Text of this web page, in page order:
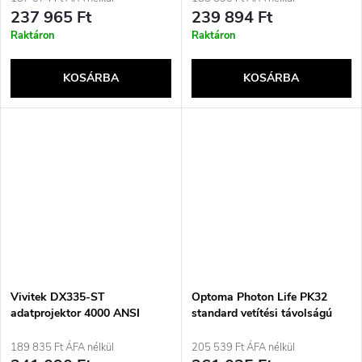
e
237 965 Ft
Raktáron
KOSÁRBA
(3840x2160) 3D kompatibilita
Černá
239 894 Ft
Raktáron
KOSÁRBA
Vivitek DX335-ST
adatprojektor 4000 ANSI
(1920x1200) 3D
189 835 Ft ÁFA nélkül
Optoma Photon Life PK32
standard vetítési távolságú
DLP UHD 4K (3840x2160), 3D
205 539 Ft ÁFA nélkül